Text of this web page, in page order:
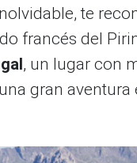
te
francés del
, un lugar con
gran aventura